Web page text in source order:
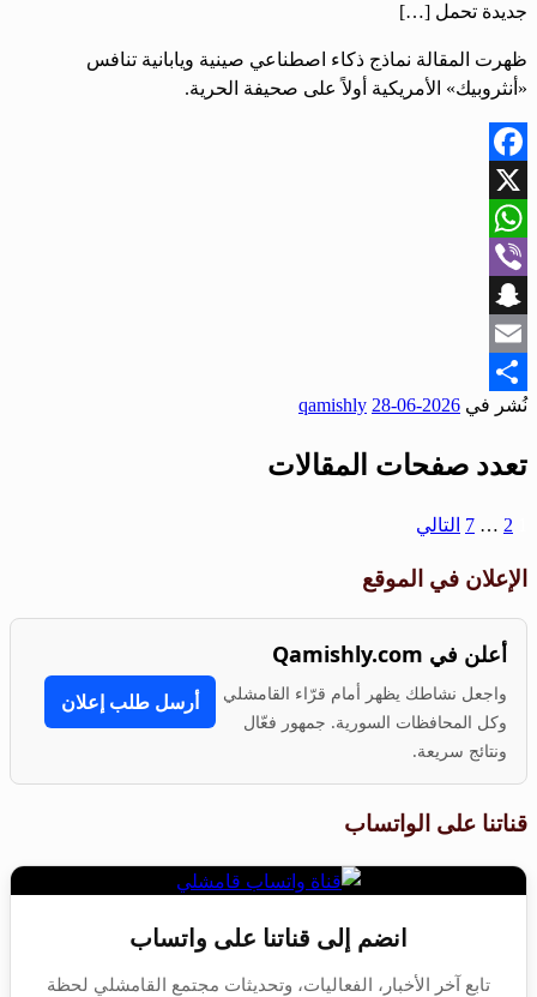
جديدة تحمل […]
ظهرت المقالة نماذج ذكاء اصطناعي صينية ويابانية تنافس
«أنثروبيك» الأمريكية أولاً على صحيفة الحرية.
Facebook
X
WhatsApp
Viber
Snapchat
Email
Share
نُشر في 2026-06-28
qamishly
تعدد صفحات المقالات
2
…
7 التالي
الإعلان في الموقع
أعلن في Qamishly.com
واجعل نشاطك يظهر أمام قرّاء القامشلي
وكل المحافظات السورية. جمهور فعّال
ونتائج سريعة.
أرسل طلب إعلان
قناتنا على الواتساب
انضم إلى قناتنا على واتساب
تابع آخر الأخبار، الفعاليات، وتحديثات مجتمع القامشلي لحظة